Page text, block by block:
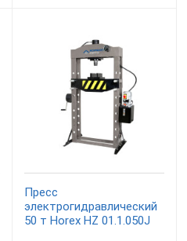
Пресс
электрогидравлический
50 т Horex HZ 01.1.050J